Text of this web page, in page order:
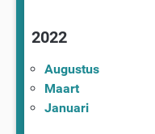
2022
Augustus
Maart
Januari